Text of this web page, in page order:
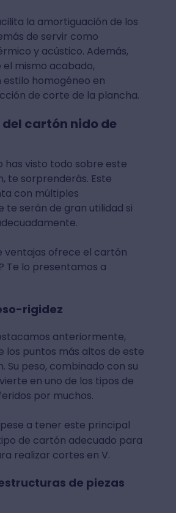
la amortiguación de los
de servir como
y acústico. Además,
mismo acabado,
homogéneo en
de corte de la plancha.
cartón nido de
has visto todo sobre este
te sorprenderás. Este
con múltiples
te serán de gran utilidad si
ventajas ofrece el cartón
Te lo presentamos a
rigidez
anteriormente,
los puntos más altos de este
Su peso, combinado con su
en uno de los tipos de
por muchos.
a tener este principal
de cartón adecuado para
realizar cortes en V.
de piezas